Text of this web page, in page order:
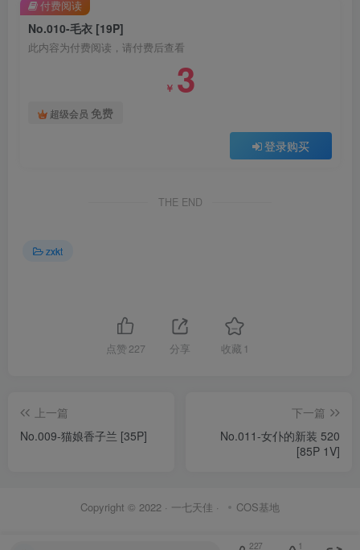
No.010-毛衣 [19P]
此内容为付费阅读，请付费后查看
￥ 3
超级会员 免费
登录购买
付费阅读
THE END
zxkt
点赞 227 分享 收藏 1
上一篇
No.009-猫娘香子兰 [35P]
下一篇
No.011-女仆的新装 520
[85P 1V]
Copyright © 2022 · 一七天佳 · COS基地
227 1